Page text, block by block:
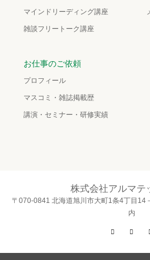
マインドリーディング講座
雑談フリートーク講座
お仕事のご依頼
プロフィール
マスコミ・雑誌掲載歴
講演・セミナー・研修実績
株式会社アルマテ
〒070-0841 北海道旭川市大町1条4丁目14
内
Twitter